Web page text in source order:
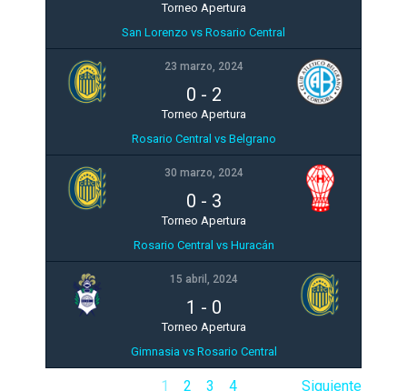
Torneo Apertura
San Lorenzo vs Rosario Central
23 marzo, 2024
0 - 2
Torneo Apertura
Rosario Central vs Belgrano
30 marzo, 2024
0 - 3
Torneo Apertura
Rosario Central vs Huracán
15 abril, 2024
1 - 0
Torneo Apertura
Gimnasia vs Rosario Central
1 2 3 4 Siguiente